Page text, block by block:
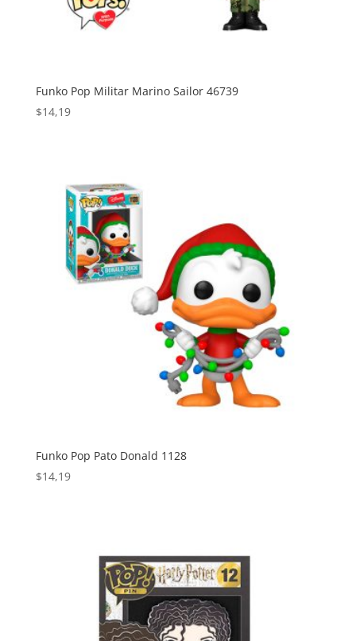
Funko Pop Militar Marino Sailor 46739
$14,19
Funko Pop Pato Donald 1128
$14,19